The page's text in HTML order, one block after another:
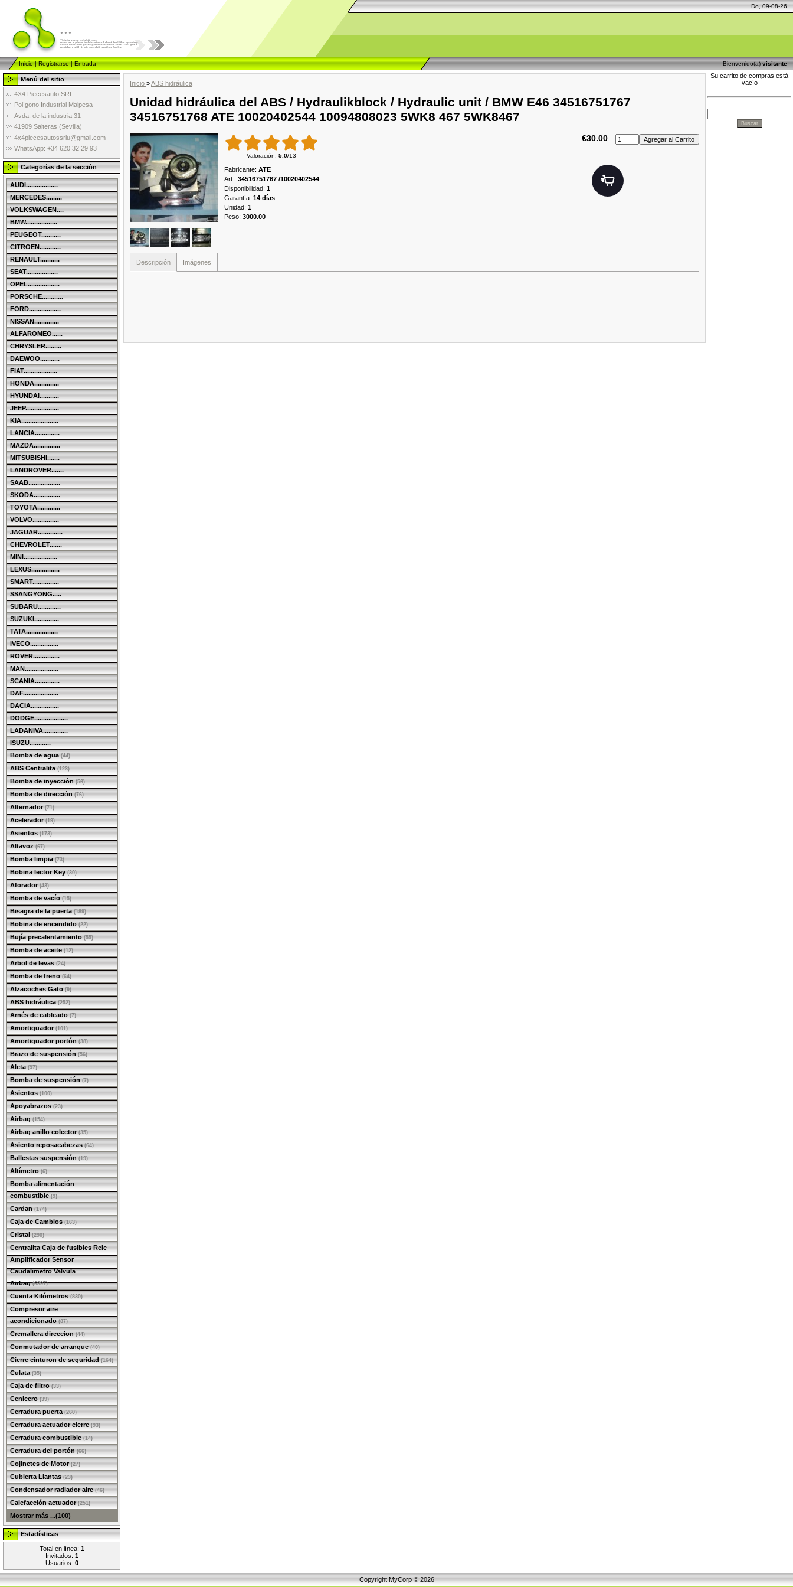
Do, 09-08-26
...
Inicio|Registrarse|Entrada Bienvenido(a) visitante
Menú del sitio
4X4 Piecesauto SRL
Polígono Industrial Malpesa
Avda. de la industria 31
41909 Salteras (Sevilla)
4x4piecesautossrlu@gmail.com
WhatsApp: +34 620 32 29 93
Categorías de la sección
AUDI..................
MERCEDES.........
VOLKSWAGEN....
BMW..................
PEUGEOT...........
CITROEN............
RENAULT...........
SEAT..................
OPEL..................
PORSCHE............
FORD..................
NISSAN..............
ALFAROMEO......
CHRYSLER.........
DAEWOO...........
FIAT...................
HONDA..............
HYUNDAI...........
JEEP...................
KIA.....................
LANCIA..............
MAZDA...............
MITSUBISHI.......
LANDROVER.......
SAAB..................
SKODA...............
TOYOTA.............
VOLVO...............
JAGUAR..............
CHEVROLET.......
MINI...................
LEXUS................
SMART...............
SSANGYONG.....
SUBARU.............
SUZUKI..............
TATA..................
IVECO................
ROVER...............
MAN...................
SCANIA..............
DAF....................
DACIA................
DODGE...................
LADANIVA..............
ISUZU............
Bomba de agua (44)
ABS Centralita (123)
Bomba de inyección (56)
Bomba de dirección (76)
Alternador (71)
Acelerador (19)
Asientos (173)
Altavoz (67)
Bomba limpia (73)
Bobina lector Key (30)
Aforador (43)
Bomba de vacío (15)
Bisagra de la puerta (189)
Bobina de encendido (22)
Bujía precalentamiento (55)
Bomba de aceite (12)
Arbol de levas (24)
Bomba de freno (64)
Alzacoches Gato (9)
ABS hidráulica (252)
Arnés de cableado (7)
Amortiguador (101)
Amortiguador portón (38)
Brazo de suspensión (56)
Aleta (97)
Bomba de suspensión (7)
Asientos (100)
Apoyabrazos (23)
Airbag (154)
Airbag anillo colector (35)
Asiento reposacabezas (64)
Ballestas suspensión (19)
Altímetro (6)
Bomba alimentación
combustible(9)
Cardan (174)
Caja de Cambios (163)
Cristal (290)
Centralita Caja de fusibles Rele
Amplificador Sensor
Caudalímetro Valvula
Airbag(6897)
Cuenta Kilómetros (830)
Compresor aire
acondicionado(87)
Cremallera direccion (44)
Conmutador de arranque (40)
Cierre cinturon de seguridad (164)
Culata (35)
Caja de filtro (33)
Cenicero (39)
Cerradura puerta (260)
Cerradura actuador cierre (93)
Cerradura combustible (14)
Cerradura del portón (66)
Cojinetes de Motor (27)
Cubierta Llantas (23)
Condensador radiador aire (46)
Calefacción actuador (251)
Mostrar más ...(100)
Estadísticas
Total en línea: 1
Invitados: 1
Usuarios: 0
Inicio »ABS hidráulica
Unidad hidráulica del ABS / Hydraulikblock / Hydraulic unit / BMW E46 34516751767
34516751768 ATE 10020402544 10094808023 5WK8 467 5WK8467
Valoración: 5.0/13
€30.00
Fabricante: ATE
Art. : 34516751767 /10020402544
Disponibilidad: 1
Garantía: 14 días
Unidad: 1
Peso: 3000.00
Descripción Imágenes
Su carrito de compras está
vacío
Copyright MyCorp © 2026